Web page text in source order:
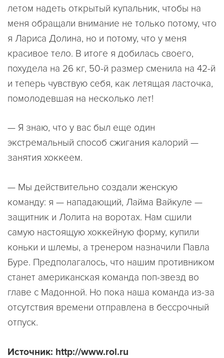
летом надеть открытый купальник, чтобы на
меня обращали внимание не только потому, что
я Лариса Долина, но и потому, что у меня
красивое тело. В итоге я добилась своего,
похудела на 26 кг, 50-й размер сменила на 42-й
и теперь чувствую себя, как летящая ласточка,
помолодевшая на несколько лет!
— Я знаю, что у вас был еще один
экстремальный способ сжигания калорий —
занятия хоккеем.
— Мы действительно создали женскую
команду: я — нападающий, Лайма Вайкуле —
защитник и Лолита на воротах. Нам сшили
самую настоящую хоккейную форму, купили
коньки и шлемы, а тренером назначили Павла
Буре. Предполагалось, что нашим противником
станет американская команда поп-звезд во
главе с Мадонной. Но пока наша команда из-за
отсутствия времени отправлена в бессрочный
отпуск.
Источник: http://www.rol.ru